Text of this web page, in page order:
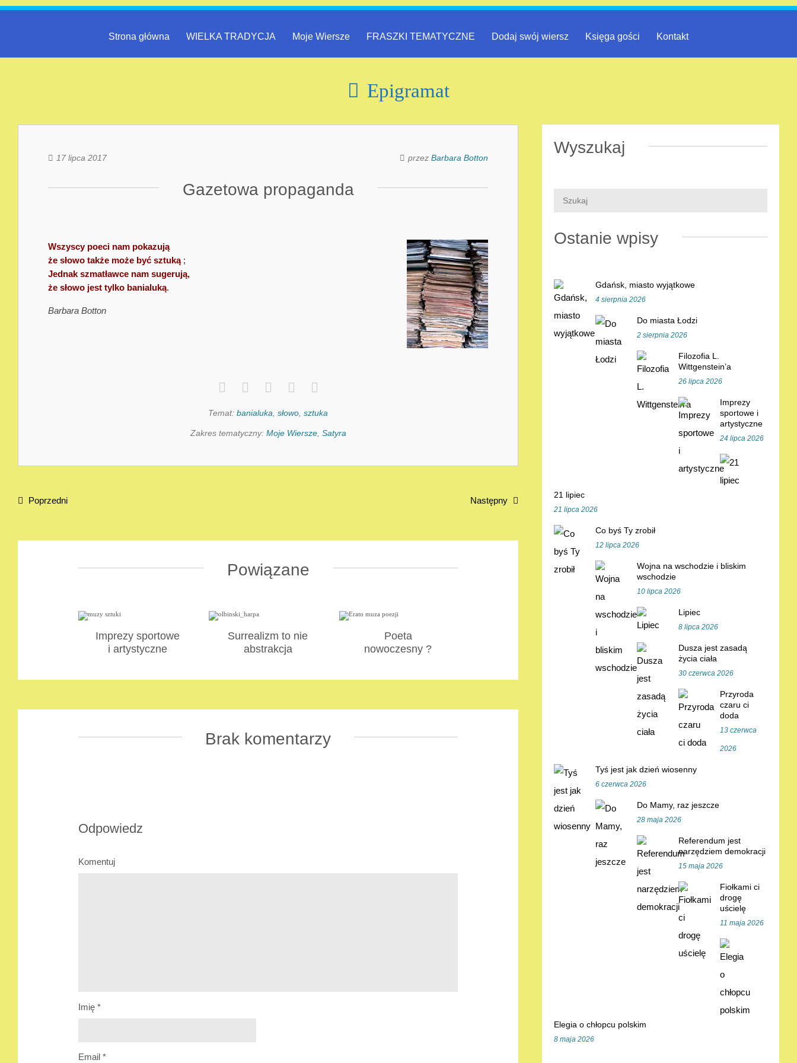
Strona główna WIELKA TRADYCJA Moje Wiersze FRASZKI TEMATYCZNE Dodaj swój wiersz Księga gości Kontakt
Epigramat
17 lipca 2017 przez Barbara Botton
Gazetowa propaganda
Wszyscy poeci nam pokazują
że słowo także może być sztuką ;
Jednak szmatławce nam sugerują,
że słowo jest tylko banialuką.
Barbara Botton
Temat: banialuka słowo sztuka
Zakres tematyczny: Moje Wiersze, Satyra
Następny
Poprzedni
Powiązane
Imprezy sportowe
i artystyczne
Surrealizm to nie
abstrakcja
Poeta
nowoczesny ?
Brak komentarzy
Odpowiedz
Komentuj
Imię *
Email *
Wyszukaj
Ostanie wpisy
Gdańsk, miasto wyjątkowe
4 sierpnia 2026
Do miasta Łodzi
2 sierpnia 2026
Filozofia L.
Wittgenstein’a
26 lipca 2026
Imprezy
sportowe i
artystyczne
24 lipca 2026
21 lipiec
21 lipca 2026
Co byś Ty zrobił
12 lipca 2026
Wojna na wschodzie i bliskim
wschodzie
10 lipca 2026
Lipiec
8 lipca 2026
Dusza jest zasadą
życia ciała
30 czerwca 2026
Przyroda
czaru ci
doda
13 czerwca
2026
Tyś jest jak dzień wiosenny
6 czerwca 2026
Do Mamy, raz jeszcze
28 maja 2026
Referendum jest
narzędziem demokracji
15 maja 2026
Fiołkami ci
drogę
uścielę
11 maja 2026
Elegia o chłopcu polskim
8 maja 2026